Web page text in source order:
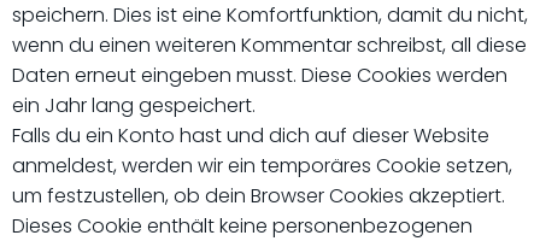
speichern. Dies ist eine Komfortfunktion, damit du nicht,
wenn du einen weiteren Kommentar schreibst, all diese
Daten erneut eingeben musst. Diese Cookies werden
ein Jahr lang gespeichert.
Falls du ein Konto hast und dich auf dieser Website
anmeldest, werden wir ein temporäres Cookie setzen,
um festzustellen, ob dein Browser Cookies akzeptiert.
Dieses Cookie enthält keine personenbezogenen